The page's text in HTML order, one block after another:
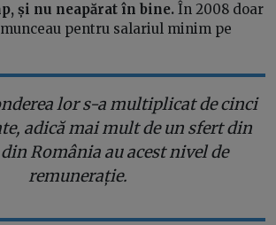
și nu neapărat în bine. În 2008 doar
pentru salariul minim pe
lor s-a multiplicat de cinci
adică mai mult de un sfert din
România au acest nivel de
remunerație.